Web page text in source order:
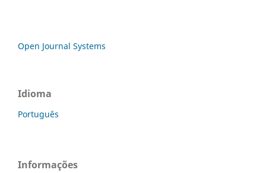
Open Journal Systems
Idioma
Português
Informações